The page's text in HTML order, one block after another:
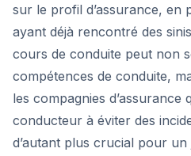
sur le profil d’assurance, en
ayant déjà rencontré des
cours de conduite peut non
compétences de conduite,
les compagnies d’assurance
conducteur à éviter des
d’autant plus crucial pour